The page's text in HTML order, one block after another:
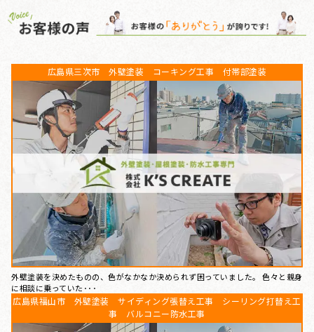
広島県三次市 外壁塗装 コーキング工事 付帯部塗装
外壁塗装を決めたものの、色がなかなか決められず困っていました。 色々と親身
に相談に乗っていた･･･
広島県福山市 外壁塗装 サイディング張替え工事 シーリング打替え工
事 バルコニー防水工事